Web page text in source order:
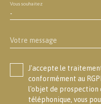
-
Vous souhaitez
Votre message
J'accepte le
conformément au
l'objet de prospection
téléphonique, vous